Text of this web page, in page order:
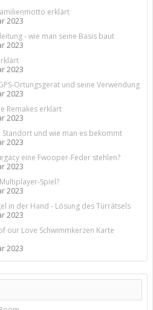
erklärt
2023
- wie man seine Basis baut
2023
2023
Ortungsgerät und seine Verwendung
2023
Remakes erklärt
2023
und wie man es bekommt
2023
eine Fwooper-Feder stehlen?
2023
Spiel?
2023
in der Hand - Lösung des Türrätsels
2023
our Love Schwimmkerzen Karte
2023